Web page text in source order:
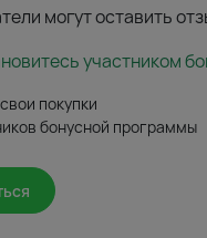
могут оставить
участником
покупки
бонусной программы